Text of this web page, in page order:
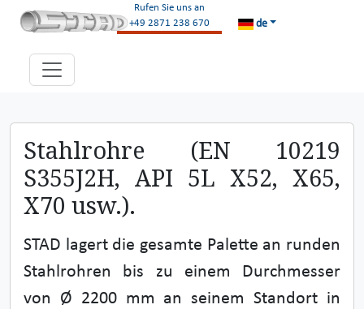
Rufen Sie uns an
+49 2871 238 670
de
Stahlrohre (EN 10219
S355J2H, API 5L X52, X65,
X70 usw.).
STAD lagert die gesamte Palette an runden
Stahlrohren bis zu einem Durchmesser
von Ø 2200 mm an seinem Standort in